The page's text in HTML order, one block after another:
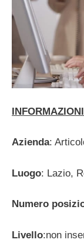
Azienda:
Luogo: Lazio,
Numero
Livello:non